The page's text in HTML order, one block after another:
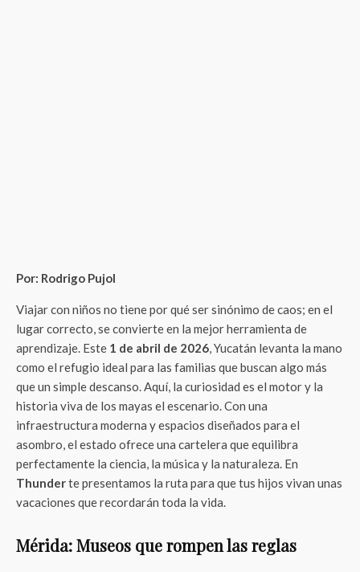
Por: Rodrigo Pujol
Viajar con niños no tiene por qué ser sinónimo de caos; en el
lugar correcto, se convierte en la mejor herramienta de
aprendizaje. Este 1 de abril de 2026, Yucatán levanta la mano
como el refugio ideal para las familias que buscan algo más
que un simple descanso. Aquí, la curiosidad es el motor y la
historia viva de los mayas el escenario. Con una
infraestructura moderna y espacios diseñados para el
asombro, el estado ofrece una cartelera que equilibra
perfectamente la ciencia, la música y la naturaleza. En
Thunderte presentamos la ruta para que tus hijos vivan unas
vacaciones que recordarán toda la vida.
Mérida: Museos que rompen las reglas